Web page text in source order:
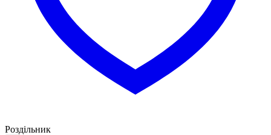
Роздільник